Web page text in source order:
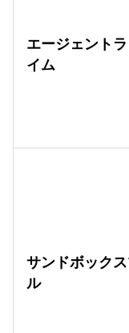
エージェント
イム
サンドボック
ル